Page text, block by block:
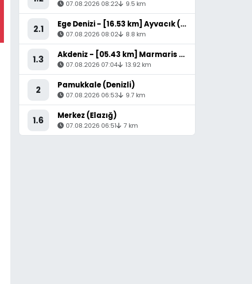
07.08.2026 08:22 9.5 km
2.1 Ege Denizi - [16.53 km] Ayvacık (Çanakkale)
07.08.2026 08:02 8.8 km
1.3 Akdeniz - [05.43 km] Marmaris (Muğla)
07.08.2026 07:04 13.92 km
2 Pamukkale (Denizli)
07.08.2026 06:53 9.7 km
1.6 Merkez (Elazığ)
07.08.2026 06:51 7 km